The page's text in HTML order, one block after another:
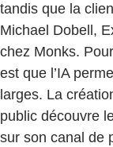
tandis que la
Michael Dobell,
chez Monks.
est que l’IA
larges. La
public découvre
sur son canal de